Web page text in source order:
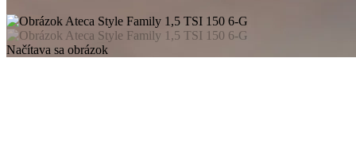
Načítava sa obrázok